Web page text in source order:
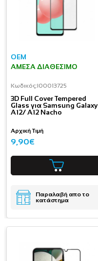
OEM
ΆΜΕΣΑ ΔΙΑΘΈΣΙΜΟ
Κωδικός:I00013725
3D Full Cover Tempered
Glass για Samsung Galaxy
A12/ A12 Nacho
Αρχική Τιμή
9,90€
Παραλαβή απο το
κατάστημα